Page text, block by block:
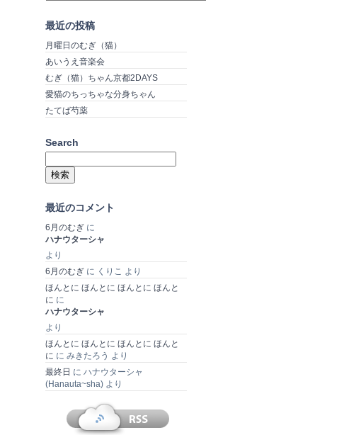
最近の投稿
月曜日のむぎ（猫）
あいうえ音楽会
むぎ（猫）ちゃん京都2DAYS
愛猫のちっちゃな分身ちゃん
たてば芍薬
Search
索:
最近のコメント
6月のむぎ に
ハナウターシャ
より
6月のむぎ に くりこ より
ほんとに ほんとに ほんとに ほんと
に に
ハナウターシャ
より
ほんとに ほんとに ほんとに ほんと
に に みきたろう より
最終日 に ハナウターシャ
(Hanauta~sha) より